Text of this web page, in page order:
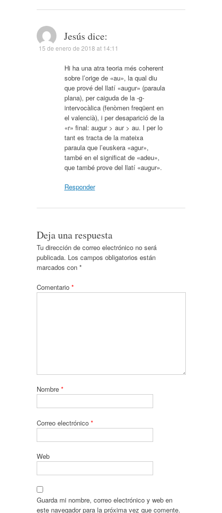
Jesús dice:
15 de enero de 2018 at 14:11
Hi ha una atra teoria més coherent
sobre l’orige de «au», la qual diu
que prové del llatí «augur» (paraula
plana), per caiguda de la -g-
intervocàlica (fenòmen freqüent en
el valencià), i per desaparició de la
«r» final: augur > aur > au. I per lo
tant es tracta de la mateixa
paraula que l’euskera «agur»,
també en el significat de «adeu»,
que també prove del llatí «augur».
Responder
Deja una respuesta
Tu dirección de correo electrónico no será
publicada. Los campos obligatorios están
marcados con *
Comentario *
Nombre *
Correo electrónico *
Web
Guarda mi nombre, correo electrónico y web en
este navegador para la próxima vez que comente.